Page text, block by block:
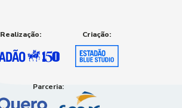
Realização: Criação:
Parceria: